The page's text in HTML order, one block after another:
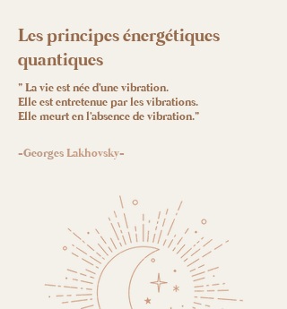
Les principes énergétiques
quantiques
" La vie est née d'une vibration.
Elle est entretenue par les vibrations.
Elle meurt en l'absence de vibration."
-GeorgesLakhovsky-